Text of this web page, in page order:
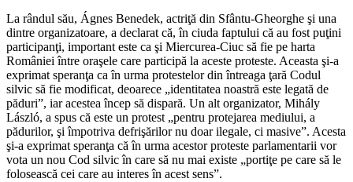
La rândul său, Ágnes Benedek, actriţă din Sfântu-Gheorghe şi una
dintre organizatoare, a declarat că, în ciuda faptului că au fost puţini
participanţi, important este ca şi Miercurea-Ciuc să fie pe harta
României între oraşele care participă la aceste proteste. Aceasta şi-a
exprimat speranţa ca în urma protestelor din întreaga ţară Codul
silvic să fie modificat, deoarece „identitatea noastră este legată de
păduri”, iar acestea încep să dispară. Un alt organizator, Mihály
László, a spus că este un protest „pentru protejarea mediului, a
pădurilor, şi împotriva defrişărilor nu doar ilegale, ci masive”. Acesta
şi-a exprimat speranţa că în urma acestor proteste parlamentarii vor
vota un nou Cod silvic în care să nu mai existe „portiţe pe care să le
folosească cei care au interes în acest sens”.